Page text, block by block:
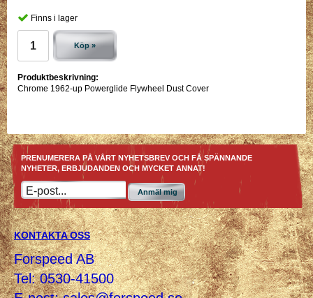
Finns i lager
Köp »
Produktbeskrivning:
Chrome 1962-up Powerglide Flywheel Dust Cover
PRENUMERERA PÅ VÅRT NYHETSBREV OCH FÅ SPÄNNANDE
NYHETER, ERBJUDANDEN OCH MYCKET ANNAT!
Anmäl mig
KONTAKTA OSS
Forspeed AB
Tel: 0530-41500